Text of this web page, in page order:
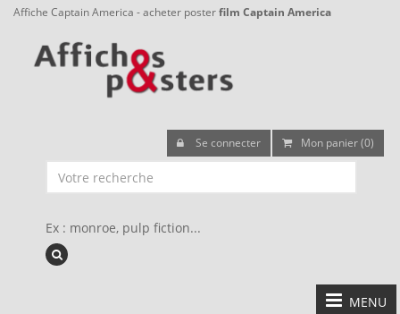
Affiche Captain America - acheter posterfilm Captain America
Se connecter Mon panier (0)
Ex : monroe, pulp fiction...
MENU